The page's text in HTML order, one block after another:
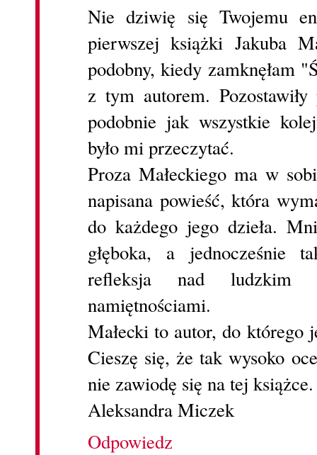
Nie dziwię się Twojemu
pierwszej książki Jakuba
podobny, kiedy zamknęłam
z tym autorem.
podobnie jak wszystkie
było mi przeczytać.
Proza Małeckiego ma w
napisana powieść, która
do każdego jego dzieła.
głęboka, a jednocześnie
refleksja nad ludzkim
namiętnościami.
Małecki to autor, do którego
Cieszę się, że tak wysoko
nie zawiodę się na tej książce.
Aleksandra Miczek
Odpowiedz